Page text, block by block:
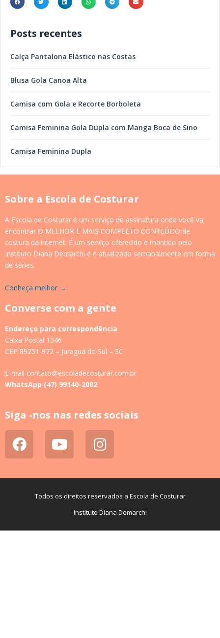
Posts recentes
Calça Pantalona Elástico nas Costas
Blusa Gola Canoa Alta
Camisa com Gola e Recorte Borboleta
Camisa Feminina Gola Dupla com Manga Boca de Sino
Camisa Feminina Dupla
Sobre a Escola de Costurar
A Escola de Costurar é um serviço de assinatura onde você vai
encontrar O MELHOR E MAIS COMPLETO CONTEÚDO de
costura da internet. É um serviço oferecido e mantido pelo
Instituto Diana Demarchi e é atualizado semanalmente em forma
de séries.
Conheça melhor →
Converse com a gente
Endereço para correspondência
Caixa Postal 1346
CEP 89251-972 – Jaraguá do Sul – SC
E-mail contato@escoladecosturar.com.br
WhatsApp (47) 99140-2002
Siga -nos nas redes sociais
Todos os direitos reservados a Escola de Costurar
Instituto Diana Demarchi